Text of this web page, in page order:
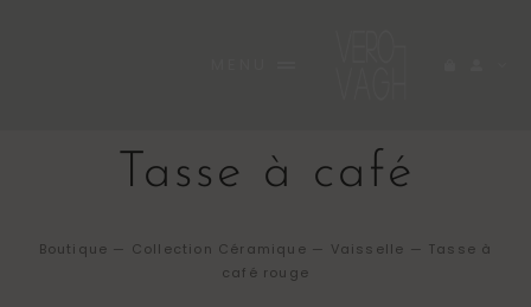
Tasse à café
Boutique — Collection Céramique — Vaisselle — Tasse à
café rouge